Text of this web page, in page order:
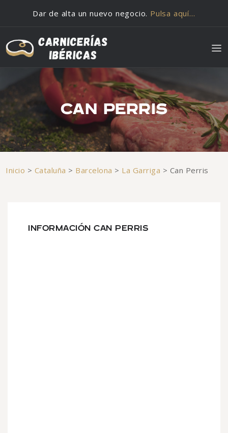
Dar de alta un nuevo negocio. Pulsa aquí…
CAN PERRIS
Inicio > Cataluña > Barcelona > La Garriga > Can Perris
INFORMACIÓN CAN PERRIS